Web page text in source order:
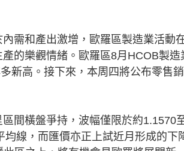
和產出激增，歐羅區製造業活動
的樂觀情緒。歐羅區8月HCOB製
新高。接下來，本周四將公布零售
橫盤爭持，波幅僅限於約1.1570
線，而匯價亦正上試近月形成的下